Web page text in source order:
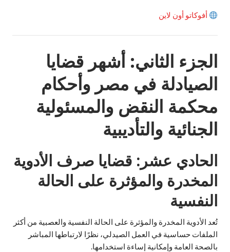
أفوكاتو أون لاين
الجزء الثاني: أشهر قضايا
الصيادلة في مصر وأحكام
محكمة النقض والمسئولية
الجنائية والتأديبية
الحادي عشر: قضايا صرف الأدوية
المخدرة والمؤثرة على الحالة
النفسية
تُعد الأدوية المخدرة والمؤثرة على الحالة النفسية والعصبية من أكثر
الملفات حساسية في العمل الصيدلي، نظرًا لارتباطها المباشر
بالصحة العامة وإمكانية إساءة استخدامها.